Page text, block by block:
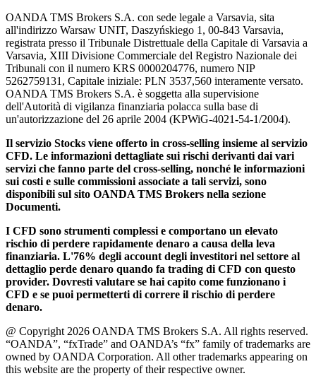
OANDA TMS Brokers S.A. con sede legale a Varsavia, sita
all'indirizzo Warsaw UNIT, Daszyńskiego 1, 00-843 Varsavia,
registrata presso il Tribunale Distrettuale della Capitale di Varsavia a
Varsavia, XIII Divisione Commerciale del Registro Nazionale dei
Tribunali con il numero KRS 0000204776, numero NIP
5262759131, Capitale iniziale: PLN 3537,560 interamente versato.
OANDA TMS Brokers S.A. è soggetta alla supervisione
dell'Autorità di vigilanza finanziaria polacca sulla base di
un'autorizzazione del 26 aprile 2004 (KPWiG-4021-54-1/2004).
Il servizio Stocks viene offerto in cross-selling insieme al servizio
CFD. Le informazioni dettagliate sui rischi derivanti dai vari
servizi che fanno parte del cross-selling, nonché le informazioni
sui costi e sulle commissioni associate a tali servizi, sono
disponibili sul sito OANDA TMS Brokers nella sezione
Documenti.
I CFD sono strumenti complessi e comportano un elevato
rischio di perdere rapidamente denaro a causa della leva
finanziaria. L'76% degli account degli investitori nel settore al
dettaglio perde denaro quando fa trading di CFD con questo
provider. Dovresti valutare se hai capito come funzionano i
CFD e se puoi permetterti di correre il rischio di perdere
denaro.
@ Copyright 2026 OANDA TMS Brokers S.A. All rights reserved.
“OANDA”, “fxTrade” and OANDA’s “fx” family of trademarks are
owned by OANDA Corporation. All other trademarks appearing on
this website are the property of their respective owner.